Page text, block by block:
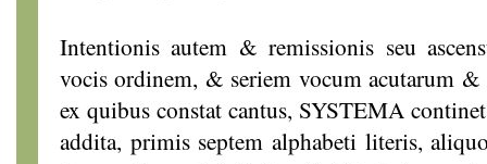
Intentionis autem & remissionis seu
vocis ordinem, & seriem vocum acutarum
ex quibus constat cantus, SYSTEMA
addita, primis septem alphabeti literis,